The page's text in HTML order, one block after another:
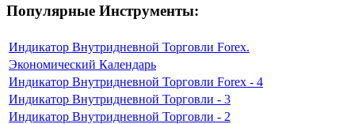
Популярные Инструменты:
Индикатор Внутридневной Торговли Forex.
Экономический Календарь
Индикатор Внутридневной Торговли Forex - 4
Индикатор Внутридневной Торговли - 3
Индикатор Внутридневной Торговли - 2